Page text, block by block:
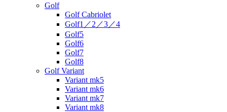
Golf
Golf Cabriolet
Golf1／2／3／4
Golf5
Golf6
Golf7
Golf8
Golf Variant
Variant mk5
Variant mk6
Variant mk7
Variant mk8